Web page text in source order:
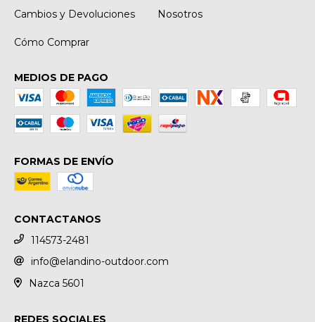
Cambios y Devoluciones
Nosotros
Cómo Comprar
MEDIOS DE PAGO
FORMAS DE ENVÍO
CONTACTANOS
114573-2481
info@elandino-outdoor.com
Nazca 5601
REDES SOCIALES